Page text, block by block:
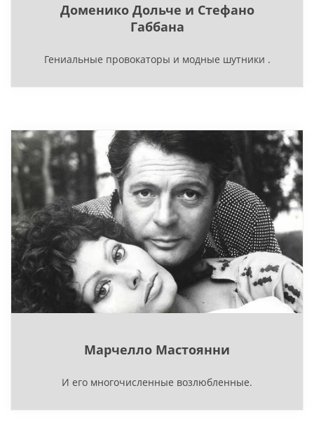
Доменико Дольче и Стефано
Габбана
Гениальные провокаторы и модные шутники .
Марчелло Мастоянни
И его многочисленные возлюбленные.